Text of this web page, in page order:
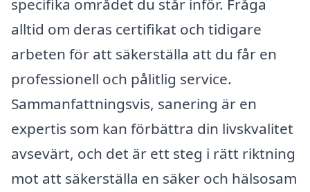
alltid om deras certifikat och tidigare
arbeten för att säkerställa att du får en
professionell och pålitlig service.
Sammanfattningsvis, sanering är en
expertis som kan förbättra din livskvalitet
avsevärt, och det är ett steg i rätt riktning
mot att säkerställa en säker och hälsosam